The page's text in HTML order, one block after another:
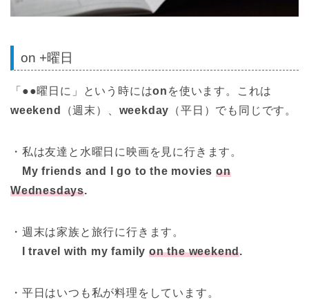
on +曜日
「●●曜日に」という時にはon を使います。これは
weekend
（週末）、 weekday （平日）でも同じです。
・私は友達と水曜日に映画を見に行きます。
My friends and I go to the movieson
Wednesdays.
・週末は家族と旅行に行きます。
I travel with my familyon the weekend.
・平日はいつも私が料理をしています。